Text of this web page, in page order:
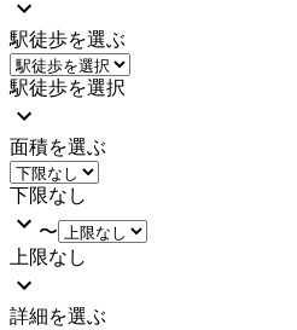
駅徒歩を選ぶ
駅徒歩を選択
面積を選ぶ
下限なし
〜
上限なし
詳細を選ぶ